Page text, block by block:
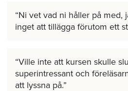
Ni vet vad ni håller på med,
inget att tillägga förutom ett
Ville inte att kursen skulle
superintressant och
att lyssna på.